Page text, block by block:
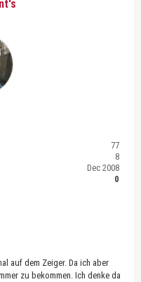
77
8
Dec 2008
0
auf dem Zeiger. Da ich aber
zu bekommen. Ich denke da